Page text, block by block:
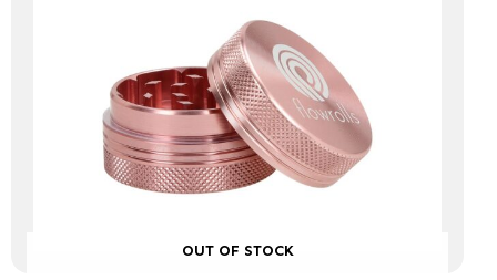
OUT OF STOCK